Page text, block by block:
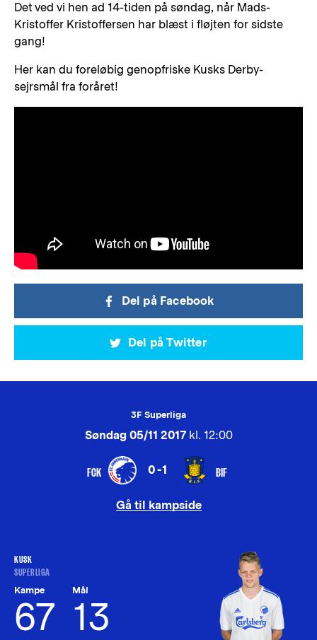
Det ved vi hen ad 14-tiden på søndag, når Mads-
Kristoffer Kristoffersen har blæst i fløjten for sidste
gang!
Her kan du foreløbig genopfriske Kusks Derby-
sejrsmål fra foråret!
Del på Facebook
Del på Twitter
3F Superliga
Søndag 05/11 2017kl. 12:00
FCK 0-1 BIF
Gå til kampside
KUSK
SUPERLIGA
Kampe
67
Mål
13